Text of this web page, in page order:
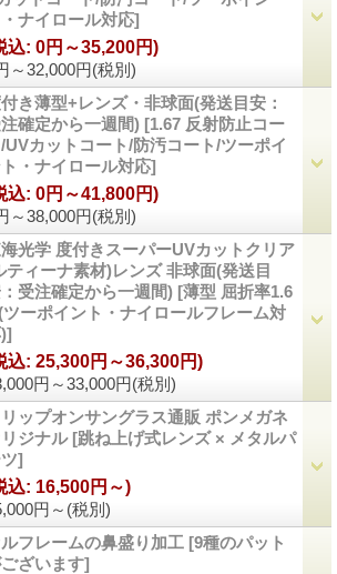
・ナイロール対応]
～32,000円(税別)
込: 0円～35,200円)
き薄型+レンズ・非球面(発送目安：
確定から一週間) [1.67 反射防止コー
/UVカットコート/防汚コート/ツーポイ
ト・ナイロール対応]
～38,000円(税別)
込: 0円～41,800円)
光学 度付きスーパーUVカットクリア
ティーナ素材)レンズ 非球面(発送目
受注確定から一週間) [薄型 屈折率1.6
ツーポイント・ナイロールフレーム対
]
円～33,000円(税別)
込: 25,300円～36,300円)
ップオンサングラス通販 ポンメガネ
ジナル [跳ね上げ式レンズ × メタルパ
]
円～ (税別)
込: 16,500円～)
フレームの鼻盛り加工 [9種のパット
ざいます]